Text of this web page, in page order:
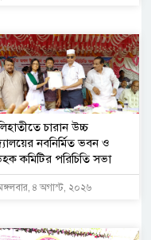
চারান উচ্চ
নবনির্মিত ভবন ও
কমিটির পরিচিতি সভা
৪ অগাস্ট, ২০২৬